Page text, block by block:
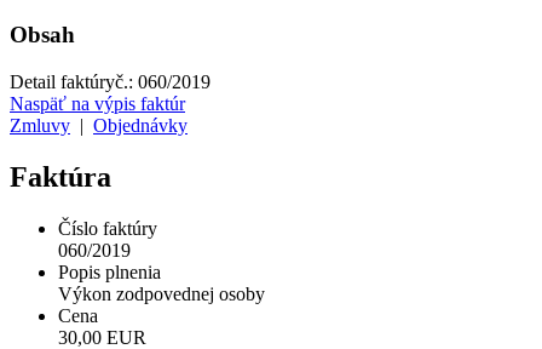
Obsah
Detail faktúryč.: 060/2019
Naspäť na výpis faktúr
Zmluvy | Objednávky
Faktúra
Číslo faktúry
060/2019
Popis plnenia
Výkon zodpovednej osoby
Cena
30,00 EUR